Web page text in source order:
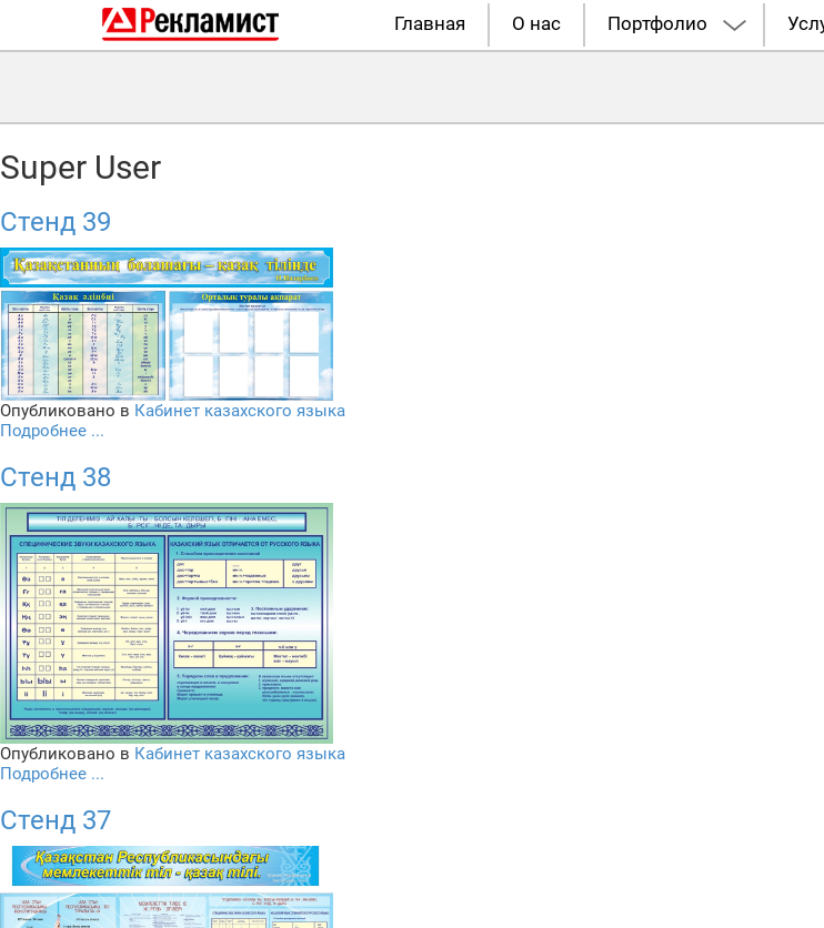
Главная О нас Портфолио
Super User
Стенд 39
Опубликовано в Кабинет казахского языка
Подробнее ...
Стенд 38
Опубликовано в Кабинет казахского языка
Подробнее ...
Стенд 37